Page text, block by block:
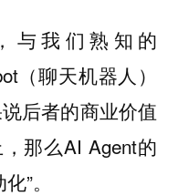
与我们熟知的
（聊天机器人）
后者的商业价值
那么AI Agent的
”。